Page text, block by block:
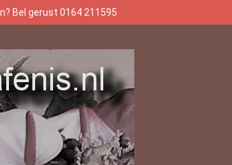
Bel gerust 0164 211595